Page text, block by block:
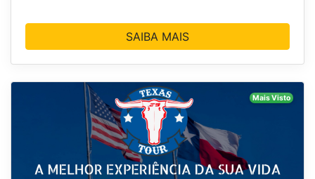
SAIBA MAIS
Mais Visto